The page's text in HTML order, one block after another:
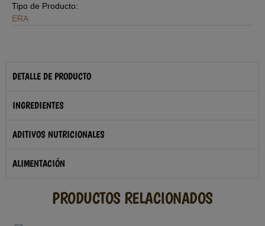
Tipo de Producto:
ERA
DETALLE DE PRODUCTO
INGREDIENTES
ADITIVOS NUTRICIONALES
ALIMENTACIÓN
PRODUCTOS RELACIONADOS